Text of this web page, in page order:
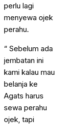
perlu lagi
menyewa ojek
perahu.
“ Sebelum ada
jembatan ini
kami kalau mau
belanja ke
Agats harus
sewa perahu
ojek, tapi